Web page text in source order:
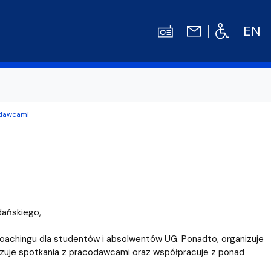
EN
Centrum Wychowania Fizycznego i
dla studentów i absolwentów UG. Ponadto, organizuje
spotkania z pracodawcami oraz współpracuje z ponad